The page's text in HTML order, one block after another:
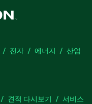
전자 에너지
산업
견적 다시보기
서비스